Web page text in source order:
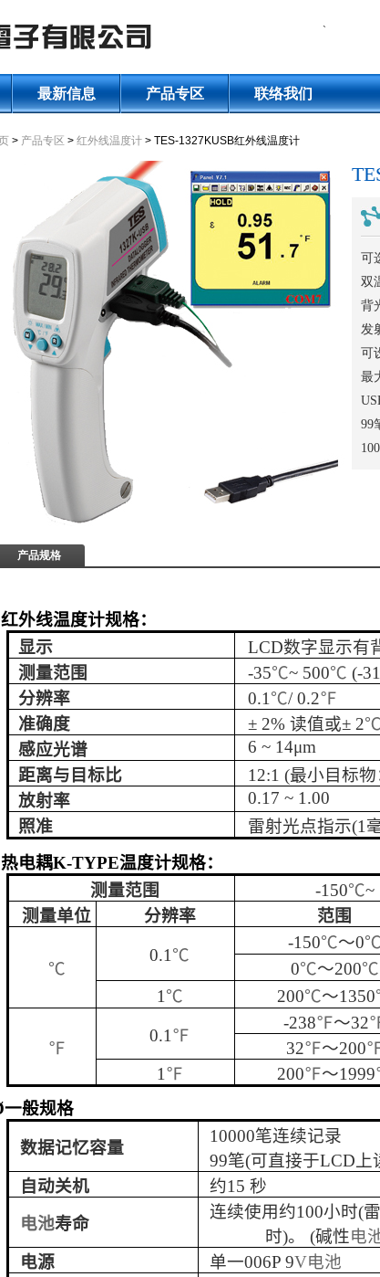
`
最新信息 产品专区 联络我们
> 产品专区 > 红外线温度计 > TES-1327KUSB红外线温度计
可
双
背
发
可
最
99
产品规格
红外线温度计规格：
显示
LCD数字显示有
测量范围
-35℃~ 500℃ (-31
分辨率
0.1 ℃/ 0.2℉
准确度
± 2%读值或± 2℃
感应光谱
6 ~ 14μm
距离与目标比
12:1 (最小目标物
放射率
0.17 ~ 1.00
照准
雷射光点指示(1
热电耦K-TYPE温度计规格：
测量范围
-150℃~
测量单位
分辨率 范围
℃
0.1℃
-150℃～0℃
0℃～200℃
1℃ 200℃～1350
℉
0.1℉
-238℉～32
32℉～200
1℉ 200℉～1999
一般规格
数据记忆容量
10000笔连续记录
99笔(可直接于LCD上
自动关机
约15 秒
电池寿命
连续使用约100小时(
时)。 (碱性电
电源
单一006P 9V电池